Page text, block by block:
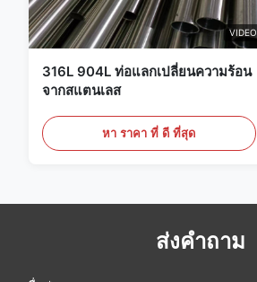
VIDEO
316L 904L ท่อแลกเปลี่ยนความร้อน
จากสแตนเลส
หา ราคา ที่ ดี ที่สุด
ส่งคำถาม